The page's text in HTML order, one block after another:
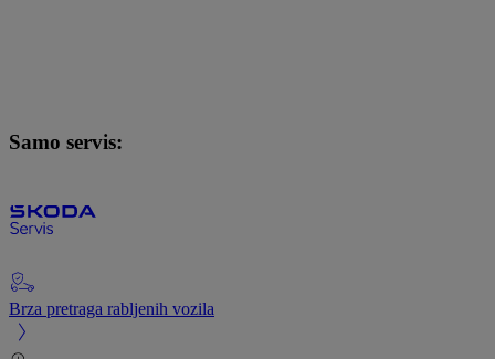
Samo servis:
Brza pretraga rabljenih vozila